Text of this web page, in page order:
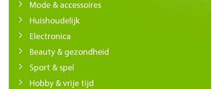
Mode & accessoires
Huishoudelijk
Electronica
Beauty & gezondheid
Sport & spel
Hobby & vrije tijd